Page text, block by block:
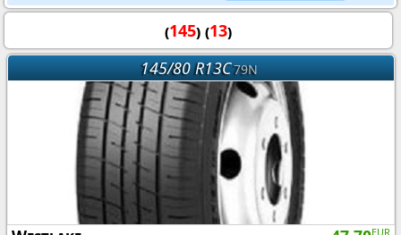
(145) (13)
145/80 R13C79N
EUR